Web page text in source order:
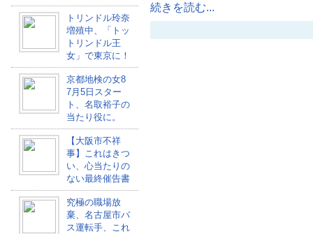
トリンドル玲奈
増殖中、「トッ
トリンドル王
女」で東京に！
京都地検の女8
7月5日スター
ト、名取裕子の
当たり役に。
【大阪市不祥
事】これはきつ
い、心当たりの
ない最終催告書
究極の職場放
棄、名古屋市バ
ス運転手、これ
続きを読む...